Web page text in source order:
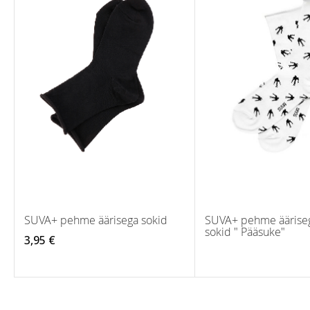
SUVA+ pehme äärisega sokid
3,95 €
SUVA+ pehme
sokid " Pääsuke"